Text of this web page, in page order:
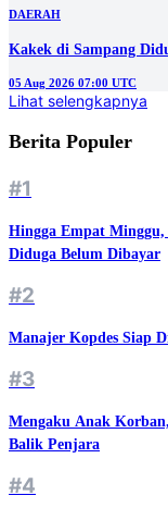
DAERAH
Kakek di Sampang
05 Aug 2026 07:00 UTC
Lihat selengkapnya
Berita Populer
#1
Hingga Empat
Diduga Belum Dibayar
#2
Manajer Kopdes Siap
#3
Mengaku Anak
Balik Penjara
#4